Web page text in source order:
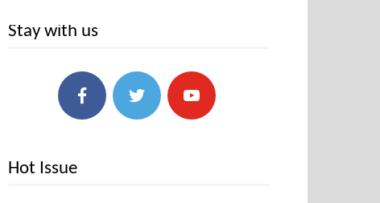
Stay with us
Hot Issue